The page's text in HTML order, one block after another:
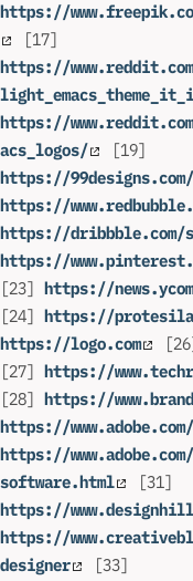
https://
[17]
https://
https://
acs_logos/
[19]
https://
https://
https://dribbble.com/
https://
[23] https://
[24] https://
https://logo.com
[27] https://
[28] https://
https://
https://
software.html
[31]
https://
https://
designer
[33]